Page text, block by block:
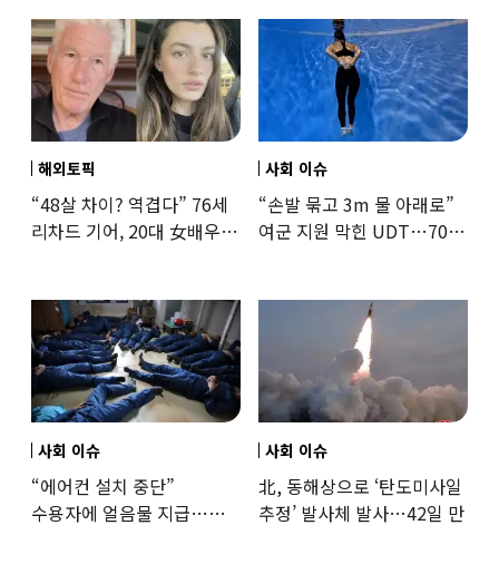
해외토픽
“48살 차이? 역겹다” 76세
리차드 기어, 20대 女배우와
사회 이슈
“손발 묶고 3m 물 아래로”
여군 지원 막힌 UDT…707
사회 이슈
“에어컨 설치 중단”
수용자에 얼음물 지급…
사회 이슈
北, 동해상으로 ‘탄도미사일
추정’ 발사체 발사…42일 만